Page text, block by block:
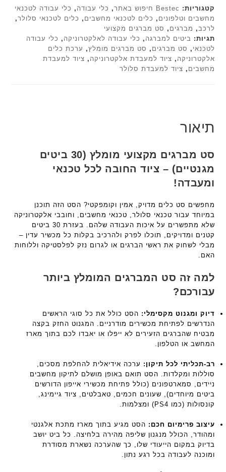
קטגוריות: Bestec חיפוש באתר , כלי עבודה , כלי עבודה לטכנאי
מחשבים וטלפונים , כלים לטכנאי מחשבים , כלים לטכנאי סלולר,
לרכב, מברגים , סט מברגים מקצועי
תגיות: ביטים למברגה , כלי עבודה לאלקטרוניקה , כלי עבודה
לטכנאי , סט מברגים , סט מברגים מומלץ, ערכת כלים
אלקטרוניקה , ציוד למעבדת אלקטרוניקה , ציוד למעבדת
מחשבים , ציוד למעבדת סלולר
תיאור
סט מברגים מקצועי מומלץ (30 ביטים
מגנטיים) – ציוד החובה לכל טכנאי
ומעבדה!
מחפשים סט כלים מדויק, אמין וקומפקטי? הסט הזה תוכנן
במיוחד עבור טכנאי סלולר, טכנאי מחשבים, וחובבי אלקטרוניקה
שלא מתפשרים על איכות העבודה שלהם. בעזרת 30 ביטים
קטנים ומדויקים, תוכלו לפרק ולהרכיב בקלות כל מכשיר עדין –
מבלי לשחוק את ראשי הברגים או לגרום נזק לפלסטיקה וללוחות
האם.
למה זה סט המברגים המומלץ ביותר
עבורכם?
דיוק ומגנוט מקסימלי: הסט כולל את כל סוגי הראשים
הנדרשים לפתיחת מכשירים מודרניים. המגנוט החזק בקצה
מבטיח שהברגים הזעירים לא ייפלו או יאבדו לכם בתוך מארז
המחשב או הטלפון.
רב-תכליתי לכל תיקון: ערכה אידיאלית להחלפת מסכים,
סוללות ומקלדות. הסט תואם באופן מושלם לתיקון מחשבים
ניידים, סמארטפונים (כולל פתיחת מכשירי אייפון הדורשים
ביטים מיוחדים), שעונים חכמים, טאבלטים, ציוד גיימינג,
קונסולות (כמו PS4) ומצלמות.
עיצוב פרימיום חכם: הסט מגיע בתוך מארז מתכת אלגנטי
ומהודר, הכולל מנגנון שליפה מהירה בלחיצה. כל ביט יושב
בדיוק במקום הייעודי שלו, כך שהערכה נשארת מסודרת
ומוכנה לעבודה בכל רגע נתון.